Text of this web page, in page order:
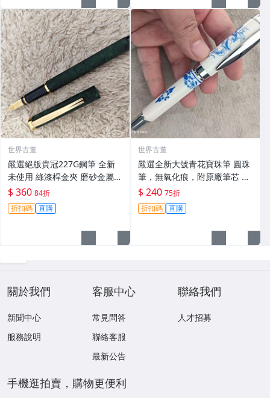
世界古董
嚴選絕版貴冠227G鋼筆 全新
未使用 綠漆桿金夾 磨砂金屬外
殼 大明尖飽滿墨水 試寫順滑
適合收藏使用 老鋼筆 條件好
銑筆
$ 360 84折
折扣碼 直購
世界古董
嚴選全新大號青花寶珠筆 圓珠
筆，無氧化痕，附原廠筆芯 圓
珠筆 青花珠筆 筆芯新品
$ 240 75折
折扣碼 直購
關於我們
新聞中心
服務說明
客服中心
常見問答
聯絡客服
最新公告
聯絡我們
人才招募
手機逛拍賣，購物更便利